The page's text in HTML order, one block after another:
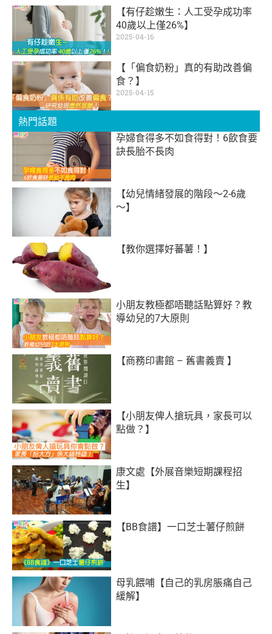
【有仔趁嫩生：人工受孕成功率
40歲以上僅26%】
2025-04-16
【「偏食奶粉」真的有助改善偏
食？】
2025-04-15
熱門話題
孕婦食得多不如食得對！6飲食要
訣長胎不長肉
【幼兒情緒發展的階段～2-6歲
～】
【教你選擇好蕃薯！】
小朋友教極都唔聽話點算好？教
導幼兒的7大原則
【商務印書館 – 舊書義賣 】
【小朋友俾人搶玩具，家長可以
點做？】
康文處【外展音樂短期課程招
生】
【BB食譜】一口芝士薯仔煎餅
母乳餵哺【自己的乳房脹痛自己
緩解】